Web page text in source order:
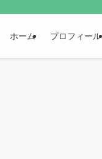
ホーム プロフィール